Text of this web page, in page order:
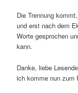
Die Trennung
und erst nach dem
Worte gesprochen
kann.
Danke, liebe
ich komme nun zum